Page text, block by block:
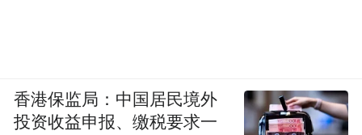
香港保监局：中国居民境外
投资收益申报、缴税要求一